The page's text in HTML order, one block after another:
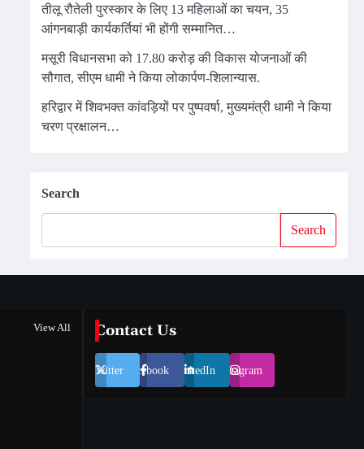
तीलू रौतेली पुरस्कार के लिए 13 महिलाओं का चयन, 35
आंगनबाड़ी कार्यकर्तियां भी होंगी सम्मानित…
मसूरी विधानसभा को 17.80 करोड़ की विकास योजनाओं की
सौगात, सीएम धामी ने किया लोकार्पण-शिलान्यास.
हरिद्वार में शिवभक्त कांवड़ियों पर पुष्पवर्षा, मुख्यमंत्री धामी ने किया
चरण प्रक्षालन…
Search
Search
View All Contact Us
Twitter Facebook LinkedIn Instagram